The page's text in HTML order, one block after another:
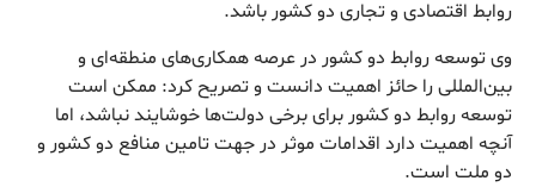
روابط اقتصادی و تجاری دو کشور باشد.
وی توسعه روابط دو کشور در عرصه همکاری‌های منطقه‌ای و
بین‌المللی را حائز اهمیت دانست و تصریح کرد: ممکن است
توسعه روابط دو کشور برای برخی دولت‌ها خوشایند نباشد، اما
آنچه اهمیت دارد اقدامات موثر در جهت تامین منافع دو کشور و
دو ملت است.